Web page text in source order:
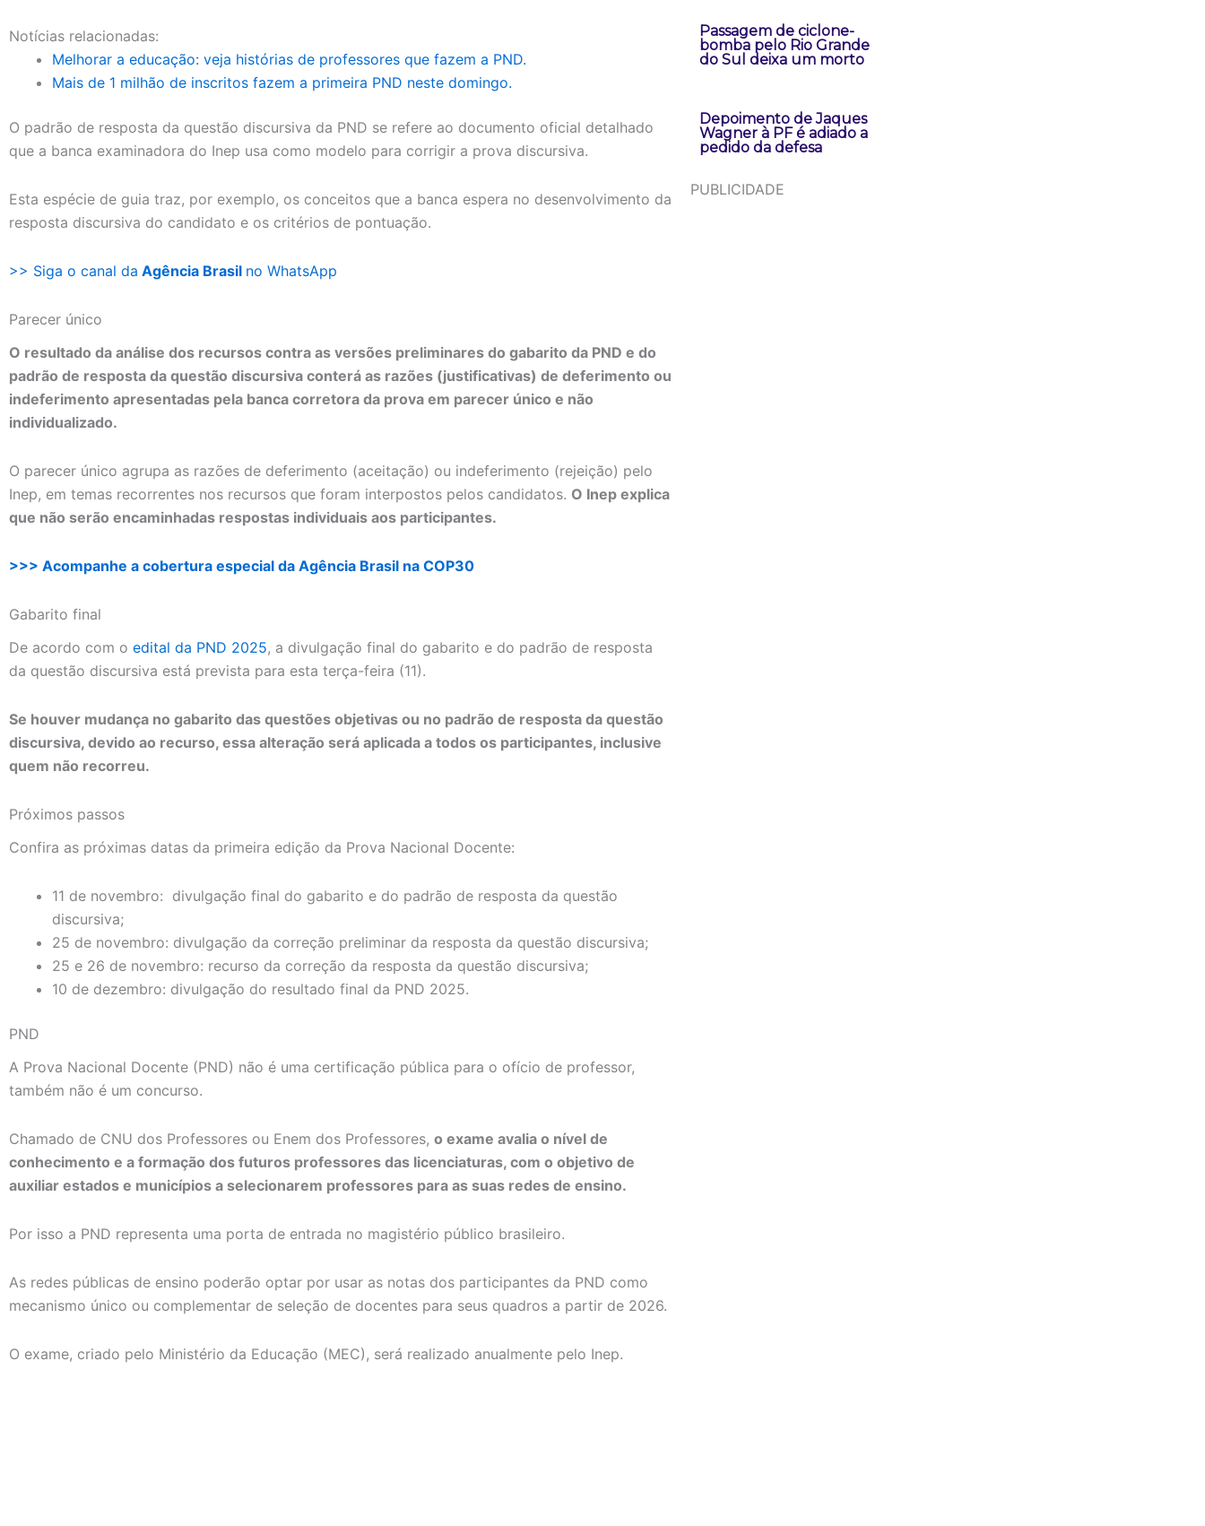
Notícias relacionadas:
Melhorar a educação: veja histórias de professores que fazem a PND.
Mais de 1 milhão de inscritos fazem a primeira PND neste domingo.
O padrão de resposta da questão discursiva da PND se refere ao documento oficial detalhado
que a banca examinadora do Inep usa como modelo para corrigir a prova discursiva.
Esta espécie de guia traz, por exemplo, os conceitos que a banca espera no desenvolvimento da
resposta discursiva do candidato e os critérios de pontuação.
>> Siga o canal da Agência Brasil no WhatsApp
Parecer único
O resultado da análise dos recursos contra as versões preliminares do gabarito da PND e do
padrão de resposta da questão discursiva conterá as razões (justificativas) de deferimento ou
indeferimento apresentadas pela banca corretora da prova em parecer único e não
individualizado.
O parecer único agrupa as razões de deferimento (aceitação) ou indeferimento (rejeição) pelo
Inep, em temas recorrentes nos recursos que foram interpostos pelos candidatos. O Inep explica
que não serão encaminhadas respostas individuais aos participantes.
>>> Acompanhe a cobertura especial da Agência Brasil na COP30
Gabarito final
De acordo com o edital da PND 2025, a divulgação final do gabarito e do padrão de resposta
da questão discursiva está prevista para esta terça-feira (11).
Se houver mudança no gabarito das questões objetivas ou no padrão de resposta da questão
discursiva, devido ao recurso, essa alteração será aplicada a todos os participantes, inclusive
quem não recorreu.
Próximos passos
Confira as próximas datas da primeira edição da Prova Nacional Docente:
11 de novembro: divulgação final do gabarito e do padrão de resposta da questão
discursiva;
25 de novembro: divulgação da correção preliminar da resposta da questão discursiva;
25 e 26 de novembro: recurso da correção da resposta da questão discursiva;
10 de dezembro: divulgação do resultado final da PND 2025.
PND
A Prova Nacional Docente (PND) não é uma certificação pública para o ofício de professor,
também não é um concurso.
Chamado de CNU dos Professores ou Enem dos Professores, o exame avalia o nível de
conhecimento e a formação dos futuros professores das licenciaturas, com o objetivo de
auxiliar estados e municípios a selecionarem professores para as suas redes de ensino.
Por isso a PND representa uma porta de entrada no magistério público brasileiro.
As redes públicas de ensino poderão optar por usar as notas dos participantes da PND como
mecanismo único ou complementar de seleção de docentes para seus quadros a partir de 2026.
O exame, criado pelo Ministério da Educação (MEC), será realizado anualmente pelo Inep.
Passagem de ciclone-
bomba pelo Rio Grande
do Sul deixa um morto
Depoimento de Jaques
Wagner à PF é adiado a
pedido da defesa
PUBLICIDADE